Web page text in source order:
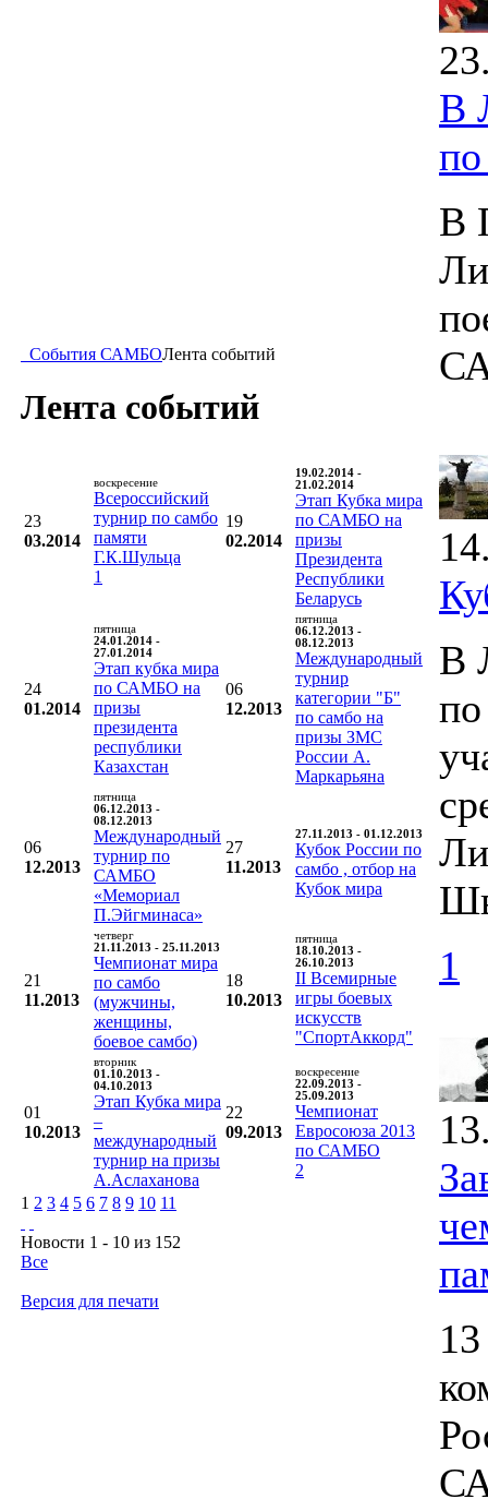
События САМБОЛента событий
Лента событий
23
03.2014
воскресение
Всероссийский
турнир по самбо
памяти
Г.К.Шульца
1
19
02.2014
19.02.2014 -
21.02.2014
Этап Кубка мира
по САМБО на
призы
Президента
Республики
Беларусь
24
01.2014
пятница
24.01.2014 -
27.01.2014
Этап кубка мира
по САМБО на
призы
президента
республики
Казахстан
06
12.2013
пятница
06.12.2013 -
08.12.2013
Международный
турнир
категории "Б"
по самбо на
призы ЗМС
России А.
Маркарьяна
06
12.2013
пятница
06.12.2013 -
08.12.2013
Международный
турнир по
САМБО
«Мемориал
П.Эйгминаса»
27
11.2013
27.11.2013 - 01.12.2013
Кубок России по
самбо , отбор на
Кубок мира
21
11.2013
четверг
21.11.2013 - 25.11.2013
Чемпионат мира
по самбо
(мужчины,
женщины,
боевое самбо)
18
10.2013
пятница
18.10.2013 -
26.10.2013
II Всемирные
игры боевых
искусств
"СпортАккорд"
01
10.2013
вторник
01.10.2013 -
04.10.2013
Этап Кубка мира
–
международный
турнир на призы
А.Аслаханова
22
09.2013
воскресение
22.09.2013 -
25.09.2013
Чемпионат
Евросоюза 2013
по САМБО
2
1 2 3 4 5 6 7 8 9 10 11
Новости 1 - 10 из 152
Все
Версия для печати
В
В
В
1